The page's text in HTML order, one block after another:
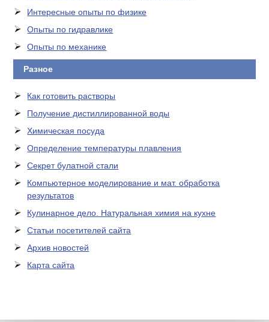
Интересные опыты по физике
Опыты по гидравлике
Опыты по механике
Разное
Как готовить растворы
Получение дистиллированной воды
Химическая посуда
Определение температуры плавления
Секрет булатной стали
Компьютерное моделирование и мат. обработка
результатов
Кулинарное дело. Натуральная химия на кухне
Статьи посетителей сайта
Архив новостей
Карта сайта